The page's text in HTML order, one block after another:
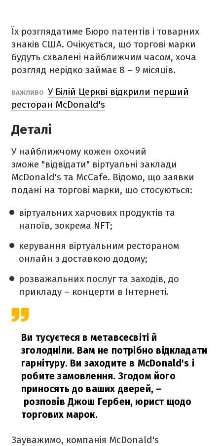
Їх розглядатиме Бюро патентів і товарних
знаків США. Очікується, що торгові марки
будуть схвалені найближчим часом, хоча
розгляд нерідко займає 8 – 9 місяців.
ВАЖЛИВО У Білій Церкві відкрили перший
ресторан McDonald's
Деталі
У найближчому кожен охочий
зможе "відвідати" віртуальні заклади
McDonald's та McCafe. Відомо, що заявки
подані на торгові марки, що стосуються:
віртуальних харчових продуктів та
напоїв, зокрема NFT;
керування віртуальним рестораном
онлайн з доставкою додому;
розважальних послуг та заходів, до
прикладу – концерти в Інтернеті.
Ви тусуєтеся в метавсесвіті й
зголодніли. Вам не потрібно відкладати
гарнітуру. Ви заходите в McDonald's і
робите замовлення. Згодом його
приносять до ваших дверей, –
розповів Джош Гербен, юрист щодо
торгових марок.
Зауважимо, компанія McDonald's